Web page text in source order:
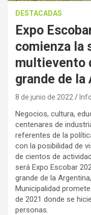
DESTACADAS
Expo
comienza la
multievento
grande de la
8 de junio de 2022
Negocios, cultura,
centenares de
referentes de la
con la posibilidad de
de cientos de
será Expo Escobar
grande de la
Municipalidad
de 2021 donde se
personas.